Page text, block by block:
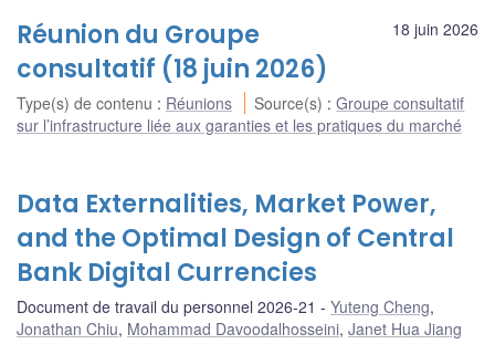
18 juin 2026
Réunion du Groupe
consultatif (18 juin 2026)
Type(s) de contenu : Réunions Source(s) :Groupe consultatif
sur l’infrastructure liée aux garanties et les pratiques du marché
Data Externalities, Market Power,
and the Optimal Design of Central
Bank Digital Currencies
Document de travail du personnel 2026-21 Yuteng Cheng,
Jonathan Chiu, Mohammad Davoodalhosseini, Janet Hua Jiang